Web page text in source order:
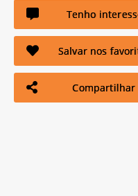
Tenho
Salvar nos
Compartilhar